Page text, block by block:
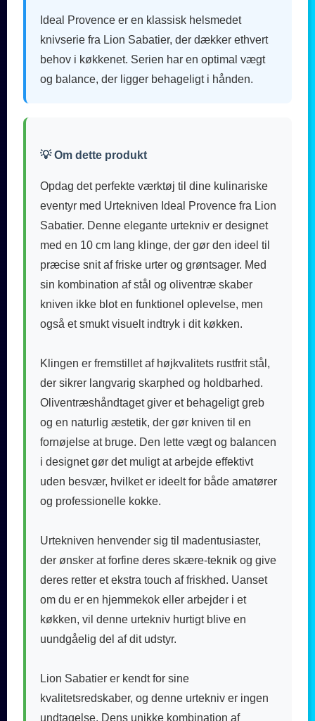
Ideal Provence er en klassisk helsmedet
knivserie fra Lion Sabatier, der dækker ethvert
behov i køkkenet. Serien har en optimal vægt
og balance, der ligger behageligt i hånden.
💡 Om dette produkt
Opdag det perfekte værktøj til dine kulinariske
eventyr med Urtekniven Ideal Provence fra Lion
Sabatier. Denne elegante urtekniv er designet
med en 10 cm lang klinge, der gør den ideel til
præcise snit af friske urter og grøntsager. Med
sin kombination af stål og oliventræ skaber
kniven ikke blot en funktionel oplevelse, men
også et smukt visuelt indtryk i dit køkken.
Klingen er fremstillet af højkvalitets rustfrit stål,
der sikrer langvarig skarphed og holdbarhed.
Oliventræshåndtaget giver et behageligt greb
og en naturlig æstetik, der gør kniven til en
fornøjelse at bruge. Den lette vægt og balancen
i designet gør det muligt at arbejde effektivt
uden besvær, hvilket er ideelt for både amatører
og professionelle kokke.
Urtekniven henvender sig til madentusiaster,
der ønsker at forfine deres skære-teknik og give
deres retter et ekstra touch af friskhed. Uanset
om du er en hjemmekok eller arbejder i et
køkken, vil denne urtekniv hurtigt blive en
uundgåelig del af dit udstyr.
Lion Sabatier er kendt for sine
kvalitetsredskaber, og denne urtekniv er ingen
undtagelse. Dens unikke kombination af